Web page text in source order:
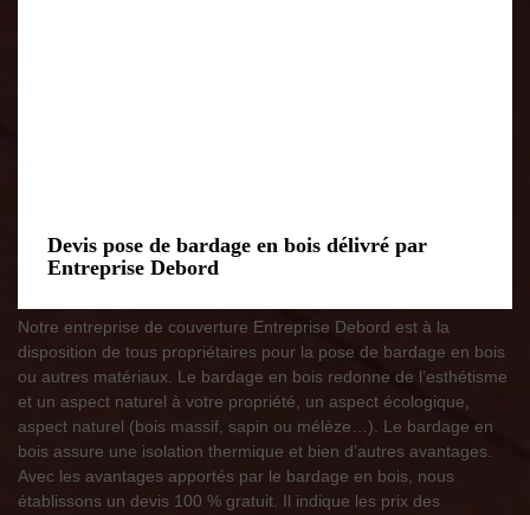
Devis pose de bardage en bois délivré par
Entreprise Debord
Notre entreprise de couverture Entreprise Debord est à la
disposition de tous propriétaires pour la pose de bardage en bois
ou autres matériaux. Le bardage en bois redonne de l’esthétisme
et un aspect naturel à votre propriété, un aspect écologique,
aspect naturel (bois massif, sapin ou mélèze…). Le bardage en
bois assure une isolation thermique et bien d’autres avantages.
Avec les avantages apportés par le bardage en bois, nous
établissons un devis 100 % gratuit. Il indique les prix des